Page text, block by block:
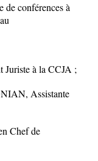
conférences à
à la CCJA ;
Assistante
Chef de